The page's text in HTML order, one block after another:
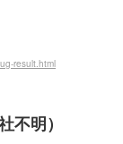
result.html
不明）